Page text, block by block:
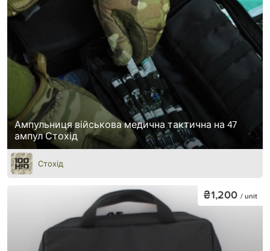
Ампульниця військова медична тактична на 47
ампул Стохід
Стохід
₴1,200 / unit